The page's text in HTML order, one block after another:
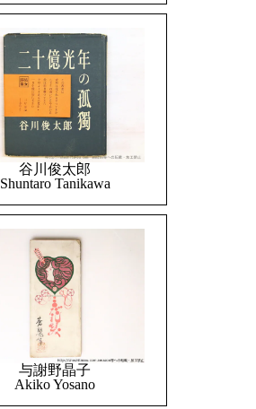
谷川俊太郎
Shuntaro Tanikawa
与謝野晶子
Akiko Yosano